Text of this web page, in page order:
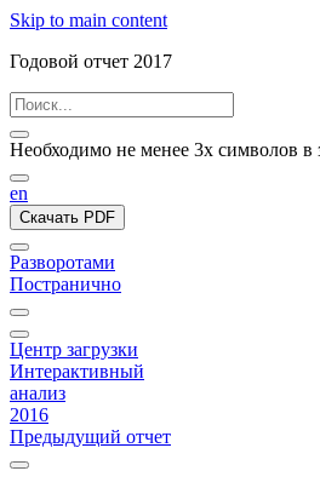
Skip to main content
Годовой отчет 2017
Необходимо не менее 3х символов в
en
Скачать PDF
Разворотами
Постранично
Центр загрузки
Интерактивный
анализ
2016
Предыдущий отчет